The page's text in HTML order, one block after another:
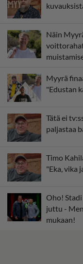
Näin
Myyrä
"Edustan
Tätä ei
paljastaa
Timo
"Eka, vika
Oho! Stadi
juttu -
mukaan!